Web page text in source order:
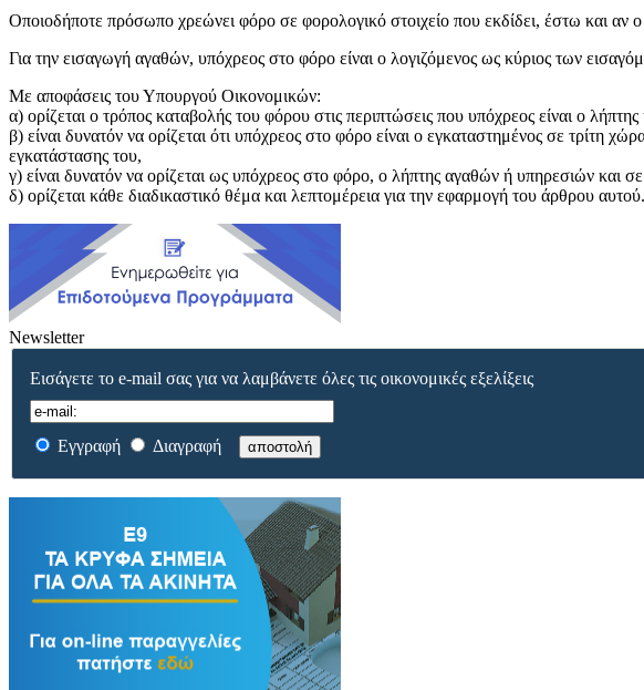
Οποιοδήποτε πρόσωπο χρεώνει φόρο σε φορολογικό στοιχείο που εκδίδει, έστω και
Για την εισαγωγή αγαθών, υπόχρεος στο φόρο είναι ο λογιζόμενος ως κύριος των
Με αποφάσεις του Υπουργού Οικονομικών:
α) ορίζεται ο τρόπος καταβολής του φόρου στις περιπτώσεις που υπόχρεος είναι ο
β) είναι δυνατόν να ορίζεται ότι υπόχρεος στο φόρο είναι ο εγκαταστημένος σε
εγκατάστασης του,
γ) είναι δυνατόν να ορίζεται ως υπόχρεος στο φόρο, ο λήπτης αγαθών ή υπηρεσιών και
δ) ορίζεται κάθε διαδικαστικό θέμα και λεπτομέρεια για την εφαρμογή του άρθρου αυτού.
Newsletter
Εισάγετε το e-mail σας για να λαμβάνετε όλες τις οικονομικές εξελίξεις
Εγγραφή Διαγραφή αποστολή